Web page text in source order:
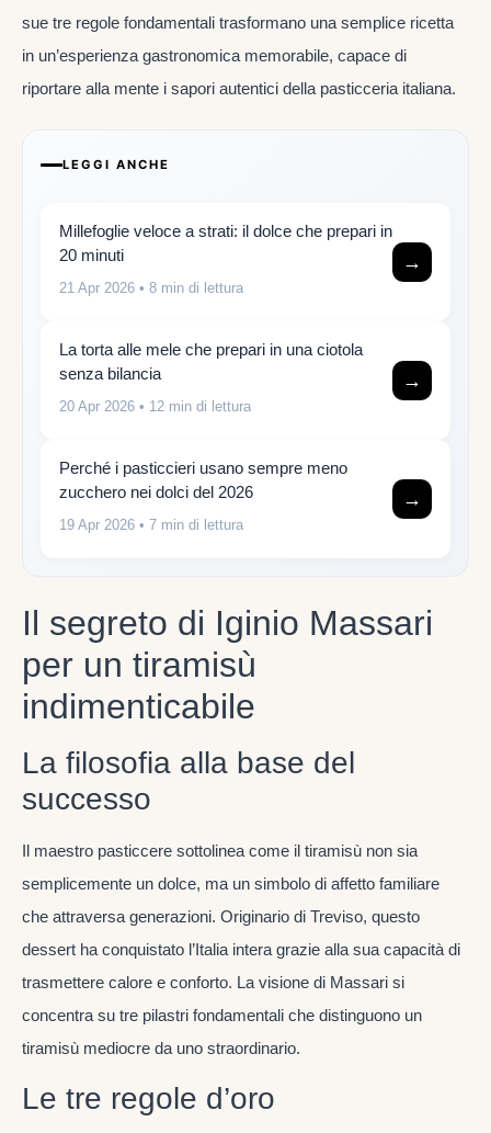
sue tre regole fondamentali trasformano una semplice ricetta
in un’esperienza gastronomica memorabile, capace di
riportare alla mente i sapori autentici della pasticceria italiana.
LEGGI ANCHE
Millefoglie veloce a strati: il dolce che prepari in
20 minuti
21 Apr 2026 • 8 min di lettura
→
La torta alle mele che prepari in una ciotola
senza bilancia
20 Apr 2026 • 12 min di lettura
→
Perché i pasticcieri usano sempre meno
zucchero nei dolci del 2026
19 Apr 2026 • 7 min di lettura
→
Il segreto di Iginio Massari
per un tiramisù
indimenticabile
La filosofia alla base del
successo
Il maestro pasticcere sottolinea come il tiramisù non sia
semplicemente un dolce, ma un simbolo di affetto familiare
che attraversa generazioni. Originario di Treviso, questo
dessert ha conquistato l’Italia intera grazie alla sua capacità di
trasmettere calore e conforto. La visione di Massari si
concentra su tre pilastri fondamentali che distinguono un
tiramisù mediocre da uno straordinario.
Le tre regole d’oro